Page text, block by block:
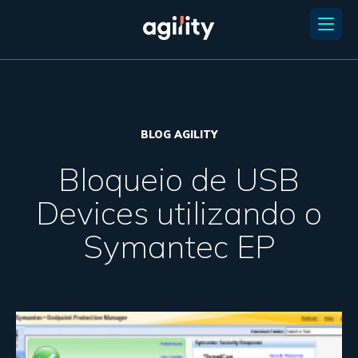
BLOG AGILITY
Bloqueio de USB
Devices utilizando o
Symantec EP